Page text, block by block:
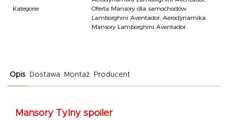
Kategorie
Oferta Mansory dla samochodów
Lamborghini Aventador, Aerodynamika
Mansory Lamborghini Aventador,
Opis Dostawa Montaż Producent
Mansory Tylny spoiler